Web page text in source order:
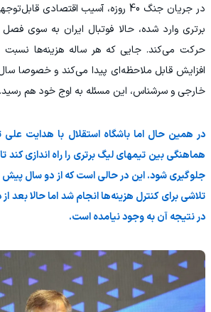
در جریان جنگ 40 روزه، آسیب اقتصادی
برتری وارد شده، حالا فوتبال ایران به سوی فصل
حرکت می‌کند. جایی که هر ساله هزینه‌ها نسبت
افزایش قابل ملاحظه‌ای پیدا می‌کند و خصوصا
خارجی و سرشناس، این مسئله به اوج خود هم رسید.
در همین حال اما باشگاه استقلال با هدایت علی
هماهنگی بین تیمهای لیگ برتری را راه اندازی کند
جلوگیری شود. این در حالی است که از دو سال پیش
تلاشی برای کنترل هزینه‌ها انجام شد اما حالا
در نتیجه آن به وجود نیامده است.